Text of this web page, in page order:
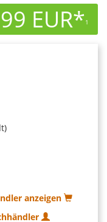
EUR*1
anzeigen